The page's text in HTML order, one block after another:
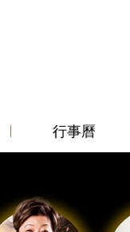
行事曆